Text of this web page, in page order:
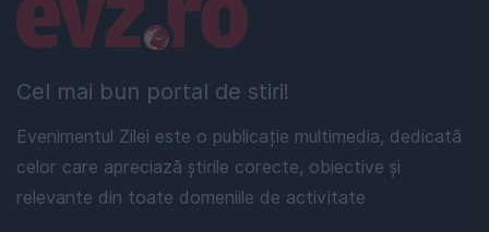
Cel mai bun portal de stiri!
Evenimentul Zilei este o publicație multimedia, dedicată
celor care apreciază știrile corecte, obiective și
relevante din toate domeniile de activitate
Linkuri utile